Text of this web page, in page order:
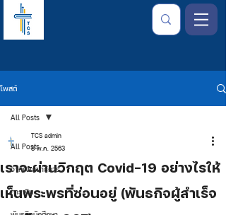
โพสต์
All Posts
จากใจเลขาธิการ
การเงิน
All Posts
เราจะผ่านวิกฤต Covid-19 อย่างไรให้
เห็นพระพรที่ซ่อนอยู่ (พันธกิจผู้สำเร็จ
TCS admin
8 พ.ค. 2563